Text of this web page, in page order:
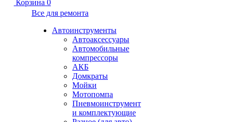
Корзина 0
Все для ремонта
Автоинструменты
Автоаксессуары
Автомобильные
компрессоры
АКБ
Домкраты
Мойки
Мотопомпа
Пневмоинструмент
и комплектующие